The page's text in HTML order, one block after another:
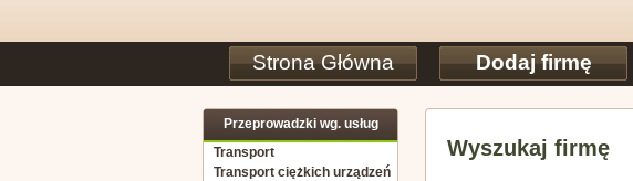
Strona Główna Dodaj firmę
Przeprowadzki wg. usług
Transport
Transport ciężkich urządzeń
Wyszukaj firmę